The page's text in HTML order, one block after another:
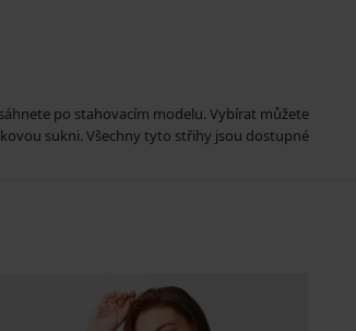
po stahovacím modelu. Vybírat můžete
sukni. Všechny tyto střihy jsou dostupné